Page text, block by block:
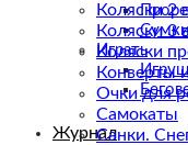
Играть
Журнал
Коляски 2
Коляски 3
Коляски
Конверты
Очки для
Самокаты
Санки.